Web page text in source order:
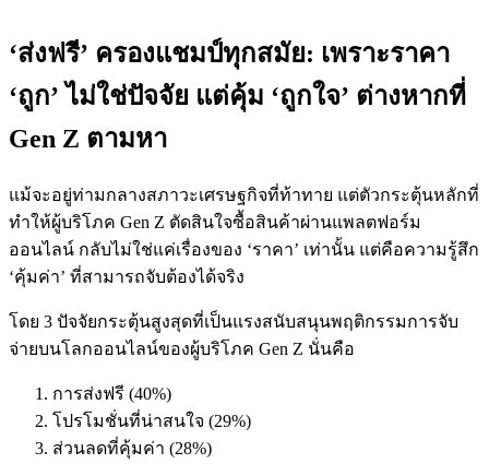
‘ส่งฟรี’ ครองแชมป์ทุกสมัย: เพราะราคา
‘ถูก’ ไม่ใช่ปัจจัย แต่คุ้ม ‘ถูกใจ’ ต่างหากที่
Gen Z ตามหา
แม้จะอยู่ท่ามกลางสภาวะเศรษฐกิจที่ท้าทาย แต่ตัวกระตุ้นหลักที่
ทำให้ผู้บริโภค Gen Z ตัดสินใจซื้อสินค้าผ่านแพลตฟอร์ม
ออนไลน์ กลับไม่ใช่แค่เรื่องของ ‘ราคา’ เท่านั้น แต่คือความรู้สึก
‘คุ้มค่า’ ที่สามารถจับต้องได้จริง
โดย 3 ปัจจัยกระตุ้นสูงสุดที่เป็นแรงสนับสนุนพฤติกรรมการจับ
จ่ายบนโลกออนไลน์ของผู้บริโภค Gen Z นั่นคือ
การส่งฟรี (40%)
โปรโมชั่นที่น่าสนใจ (29%)
ส่วนลดที่คุ้มค่า (28%)